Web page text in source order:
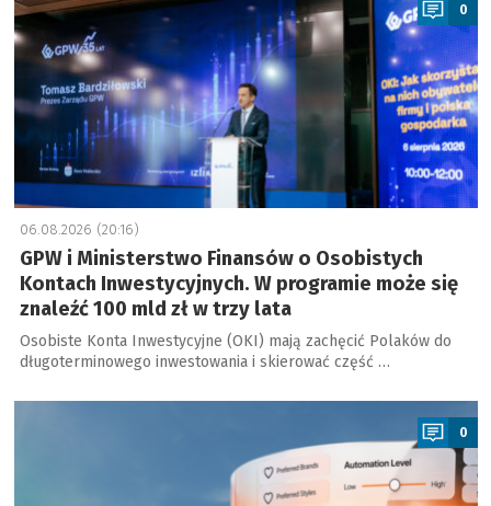
0
06.08.2026 (20:16)
GPW i Ministerstwo Finansów o Osobistych
Kontach Inwestycyjnych. W programie może się
znaleźć 100 mld zł w trzy lata
Osobiste Konta Inwestycyjne (OKI) mają zachęcić Polaków do
długoterminowego inwestowania i skierować część …
a
0